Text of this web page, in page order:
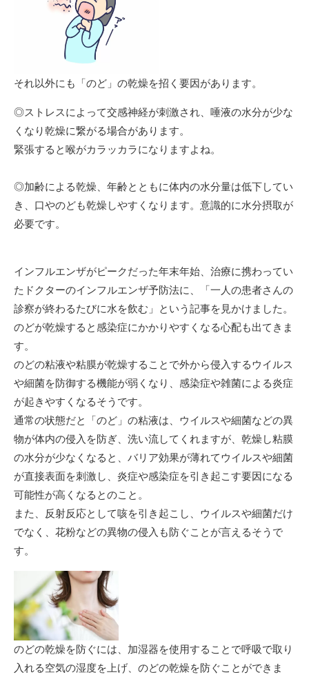
それ以外にも「のど」の乾燥を招く要因があります。
◎ストレスによって交感神経が刺激され、唾液の水分が少な
くなり乾燥に繋がる場合があります。
緊張すると喉がカラッカラになりますよね。
◎加齢による乾燥、年齢とともに体内の水分量は低下してい
き、口やのども乾燥しやすくなります。意識的に水分摂取が
必要です。
インフルエンザがピークだった年末年始、治療に携わってい
たドクターのインフルエンザ予防法に、「一人の患者さんの
診察が終わるたびに水を飲む」という記事を見かけました。
のどが乾燥すると感染症にかかりやすくなる心配も出てきま
す。
のどの粘液や粘膜が乾燥することで外から侵入するウイルス
や細菌を防御する機能が弱くなり、感染症や雑菌による炎症
が起きやすくなるそうです。
通常の状態だと「のど」の粘液は、ウイルスや細菌などの異
物が体内の侵入を防ぎ、洗い流してくれますが、乾燥し粘膜
の水分が少なくなると、バリア効果が薄れてウイルスや細菌
が直接表面を刺激し、炎症や感染症を引き起こす要因になる
可能性が高くなるとのこと。
また、反射反応として咳を引き起こし、ウイルスや細菌だけ
でなく、花粉などの異物の侵入も防ぐことが言えるそうで
す。
のどの乾燥を防ぐには、加湿器を使用することで呼吸で取り
入れる空気の湿度を上げ、のどの乾燥を防ぐことができま